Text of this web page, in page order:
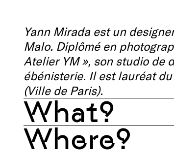
Yann Mirada est un
Malo. Diplômé en
Atelier YM », son studio de
ébénisterie. Il est lauréat
(Ville de Paris).
What?
Where?